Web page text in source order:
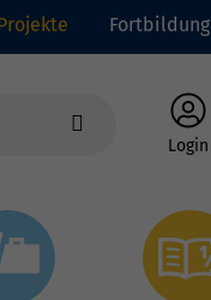
Fortbildung
Login